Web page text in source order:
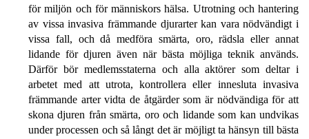
för miljön och för människors hälsa. Utrotning och hantering
av vissa invasiva främmande djurarter kan vara nödvändigt i
vissa fall, och då medföra smärta, oro, rädsla eller annat
lidande för djuren även när bästa möjliga teknik används.
Därför bör medlemsstaterna och alla aktörer som deltar i
arbetet med att utrota, kontrollera eller innesluta invasiva
främmande arter vidta de åtgärder som är nödvändiga för att
skona djuren från smärta, oro och lidande som kan undvikas
under processen och så långt det är möjligt ta hänsyn till bästa